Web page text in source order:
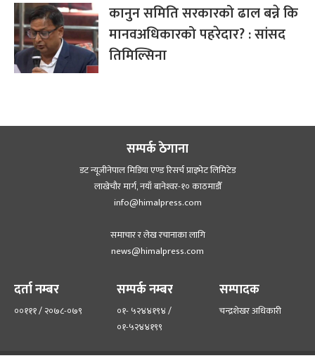
कानुन समिति सरकारको ढाल बन्ने कि
मानवअधिकारको पहरेदार? : सांसद
तिमिल्सिना
सम्पर्क ठेगाना
डट न्यूजीनेपाल मिडिया एण्ड रिसर्च प्राइभेट लिमिटेड
लाखेचौर मार्ग, नयाँ बानेश्‍वर-१० काठमाडौँ
info@himalpress.com
समाचार र लेख रचानाका लागि
news@himalpress.com
दर्ता नम्बर
००१११ / २०७८-०७९
सम्पर्क नम्बर
०१- ५२४४१९४ /
०१-५२४४१९९
सम्पादक
चन्द्रशेखर अधिकारी